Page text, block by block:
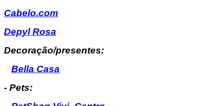
Cabelo.com
Depyl Rosa
Decoração/presentes:
Bella Casa
- Pets: